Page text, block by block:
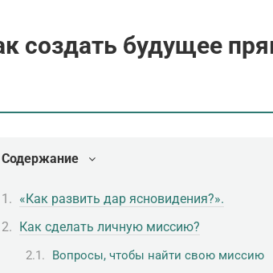
создать будущее
Содержание
«Как развить дар ясновидения?».
Как сделать личную миссию?
Вопросы, чтобы найти свою миссию